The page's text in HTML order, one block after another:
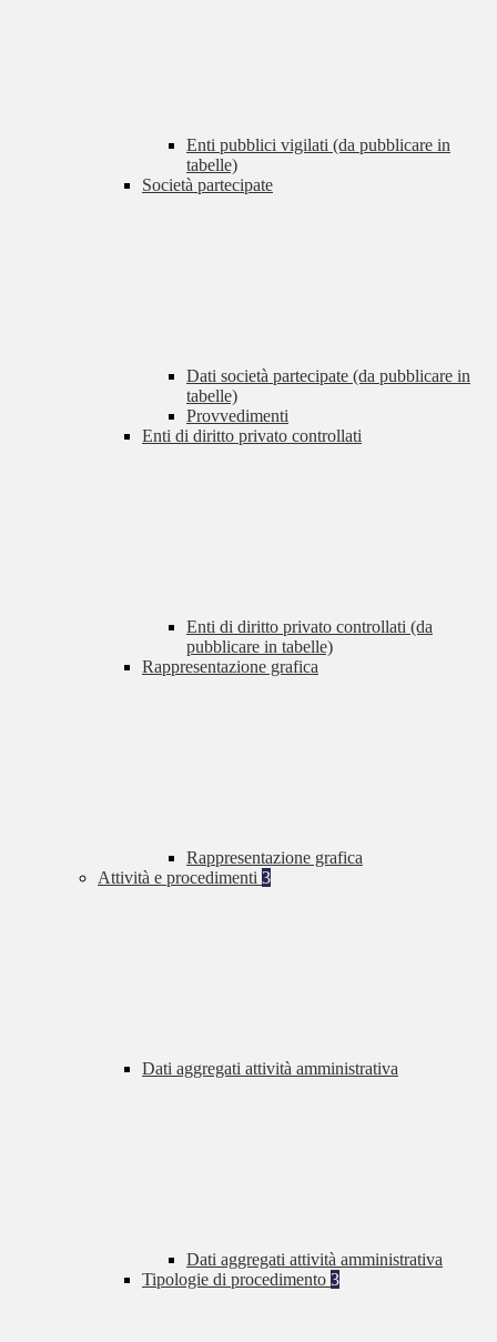
Enti pubblici vigilati (da pubblicare in
tabelle)
Società partecipate
Dati società partecipate (da pubblicare in
tabelle)
Provvedimenti
Enti di diritto privato controllati
Enti di diritto privato controllati (da
pubblicare in tabelle)
Rappresentazione grafica
Rappresentazione grafica
Attività e procedimenti 3
Dati aggregati attività amministrativa
Dati aggregati attività amministrativa
Tipologie di procedimento 3